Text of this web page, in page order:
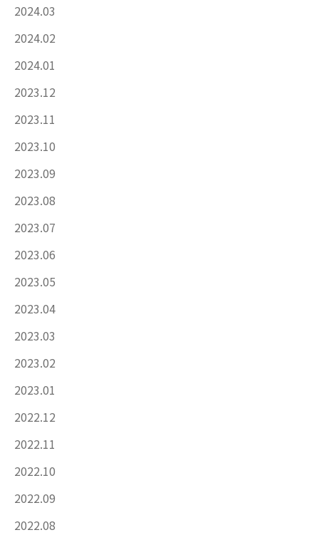
2024.03
2024.02
2024.01
2023.12
2023.11
2023.10
2023.09
2023.08
2023.07
2023.06
2023.05
2023.04
2023.03
2023.02
2023.01
2022.12
2022.11
2022.10
2022.09
2022.08